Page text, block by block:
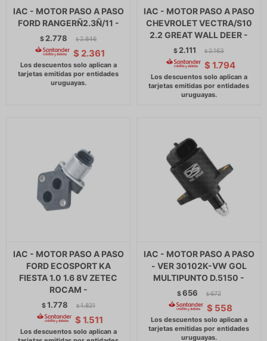
IAC - MOTOR PASO A PASO
FORD RANGERÑ2.3Ñ/11 -
$ 2.778 $ 2.846
$ 2.361
IAC - MOTOR PASO A PASO
CHEVROLET VECTRA/S10
2.2 GREAT WALL DEER -
$ 2.111 $ 2.163
$ 1.794
IAC - MOTOR PASO A PASO
FORD ECOSPORT KA
FIESTA 1.0 1.6 8V ZETEC
ROCAM -
$1.778 $ 1.821
$ 1.511
IAC - MOTOR PASO A PASO
- VER 30102K-VW GOL
MULTIPUNTO D.5150 -
$656 $ 672
$ 558